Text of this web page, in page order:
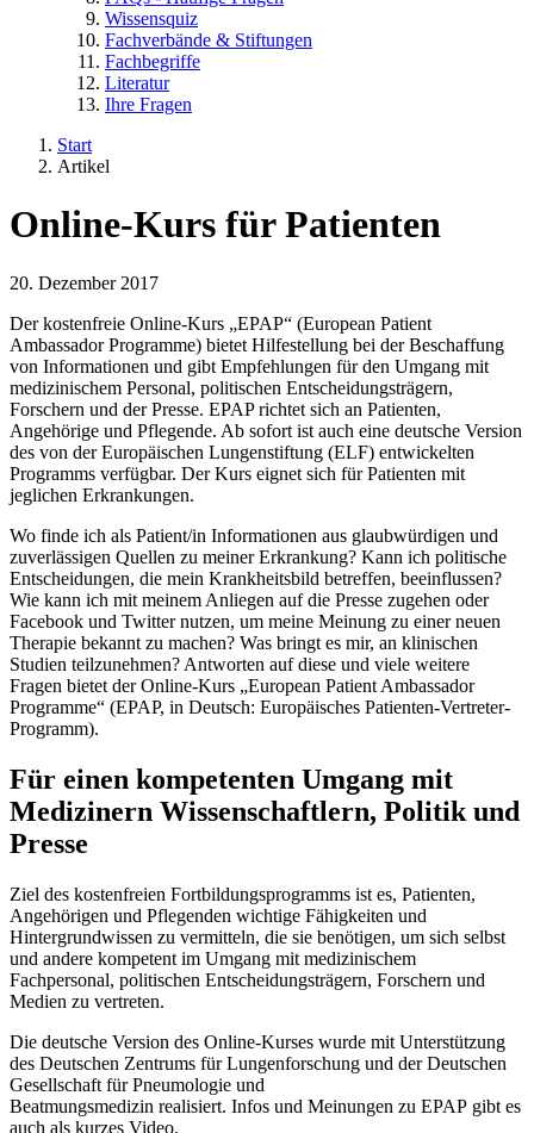
Wissensquiz
Fachverbände & Stiftungen
Fachbegriffe
Literatur
Ihre Fragen
Start
Artikel
Online-Kurs für Patienten
20. Dezember 2017
Der kostenfreie Online-Kurs „EPAP“ (European Patient
Ambassador Programme) bietet Hilfestellung bei der Beschaffung
von Informationen und gibt Empfehlungen für den Umgang mit
medizinischem Personal, politischen Entscheidungsträgern,
Forschern und der Presse. EPAP richtet sich an Patienten,
Angehörige und Pflegende. Ab sofort ist auch eine deutsche Version
des von der Europäischen Lungenstiftung (ELF) entwickelten
Programms verfügbar. Der Kurs eignet sich für Patienten mit
jeglichen Erkrankungen.
Wo finde ich als Patient/in Informationen aus glaubwürdigen und
zuverlässigen Quellen zu meiner Erkrankung? Kann ich politische
Entscheidungen, die mein Krankheitsbild betreffen, beeinflussen?
Wie kann ich mit meinem Anliegen auf die Presse zugehen oder
Facebook und Twitter nutzen, um meine Meinung zu einer neuen
Therapie bekannt zu machen? Was bringt es mir, an klinischen
Studien teilzunehmen? Antworten auf diese und viele weitere
Fragen bietet der Online-Kurs „European Patient Ambassador
Programme“ (EPAP, in Deutsch: Europäisches Patienten-Vertreter-
Programm).
Für einen kompetenten Umgang mit
Medizinern Wissenschaftlern, Politik und
Presse
Ziel des kostenfreien Fortbildungsprogramms ist es, Patienten,
Angehörigen und Pflegenden wichtige Fähigkeiten und
Hintergrundwissen zu vermitteln, die sie benötigen, um sich selbst
und andere kompetent im Umgang mit medizinischem
Fachpersonal, politischen Entscheidungsträgern, Forschern und
Medien zu vertreten.
Die deutsche Version des Online-Kurses wurde mit Unterstützung
des Deutschen Zentrums für Lungenforschung und der Deutschen
Gesellschaft für Pneumologie und
Beatmungsmedizin realisiert. Infos und Meinungen zu EPAP gibt es
auch als kurzes Video.